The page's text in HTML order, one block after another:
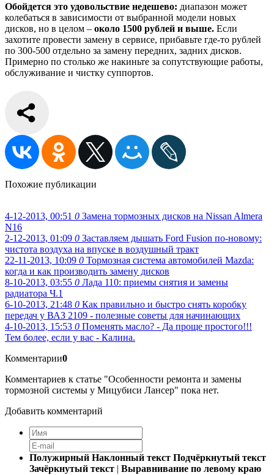
Обойдется это удовольствие недешево: диапазон может
колебаться в зависимости от выбранной модели новых
дисков, но в целом – около 1500 рублей и выше. Если
захотите провести замену в сервисе, прибавьте где-то рублей
по 300-500 отдельно за замену передних, задних дисков.
Примерно по столько же накиньте за сопутствующие работы,
обслуживание и чистку суппортов.
Похожие публикации
4-12-2013, 00:51 0 Замена тормозных дисков на Nissan Almera
N16
2-12-2013, 01:09 0 Заставляем дышать Ford Fusion по-новому:
чистота воздуха на впуске в воздушный тракт
22-11-2013, 10:09 0 Тормозная система автомобилей Mazda:
когда и как производить замену дисков
8-10-2013, 03:55 0 Лада 110: приемы снятия и замены
радиатора Ч.1
6-10-2013, 21:48 0 Как правильно и быстро снять коробку
передач у ВАЗ 2109 - полезные советы для начинающих
4-10-2013, 15:53 0 Поменять масло? - Да проще простого!!!
Тем более, если у вас - Калина.
Комментарии0
Комментариев к статье "Особенности ремонта и замены
тормозной системы у Мицубиси Лансер" пока нет.
Добавить комментарий
Полужирный Наклонный текст Подчёркнутый текст
Зачёркнутый текст | Выравнивание по левому краю